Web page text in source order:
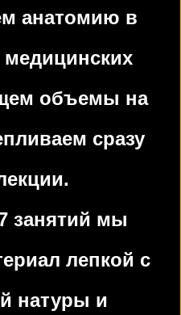
анатомию в
объемы на
сразу
занятий мы
лепкой с
натуры и